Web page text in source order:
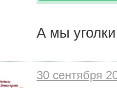
А мы
30 сентября